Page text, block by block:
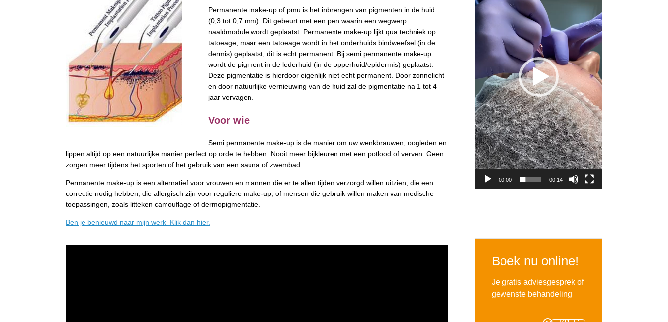
Permanente make-up of pmu is het inbrengen van pigmenten in de huid
(0,3 tot 0,7 mm). Dit gebeurt met een pen waarin een wegwerp
naaldmodule wordt geplaatst. Permanente make-up lijkt qua techniek op
tatoeage, maar een tatoeage wordt in het onderhuids bindweefsel (in de
dermis) geplaatst, dit is echt permanent. Bij semi permanente make-up
wordt de pigment in de lederhuid (in de opperhuid/epidermis) geplaatst.
Deze pigmentatie is hierdoor eigenlijk niet echt permanent. Door zonnelicht
en door natuurlijke vernieuwing van de huid zal de pigmentatie na 1 tot 4
jaar vervagen.
Voor wie
Semi permanente make-up is de manier om uw wenkbrauwen, oogleden en
lippen altijd op een natuurlijke manier perfect op orde te hebben. Nooit meer bijkleuren met een potlood of verven. Geen
zorgen meer tijdens het sporten of het gebruik van een sauna of zwembad.
Permanente make-up is een alternatief voor vrouwen en mannen die er te allen tijden verzorgd willen uitzien, die een
correctie nodig hebben, die allergisch zijn voor reguliere make-up, of mensen die gebruik willen maken van medische
toepassingen, zoals litteken camouflage of dermopigmentatie.
Ben je benieuwd naar mijn werk. Klik dan hier.
00:00 00:14
Boek nu online!
Je gratis adviesgesprek of
gewenste behandeling